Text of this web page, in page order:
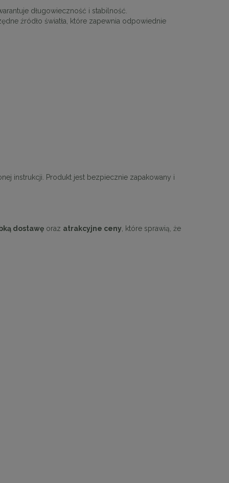
długowieczność i stabilność.
źródło światła, które zapewnia odpowiednie
instrukcji. Produkt jest bezpiecznie zapakowany i
dostawę oraz atrakcyjne ceny , które sprawią, że